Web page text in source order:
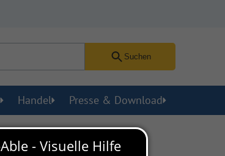
Suchen
Handel Presse & Download